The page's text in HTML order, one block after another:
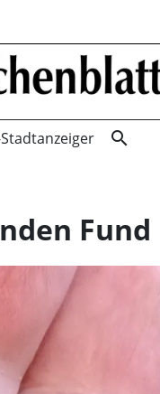
search
Fund